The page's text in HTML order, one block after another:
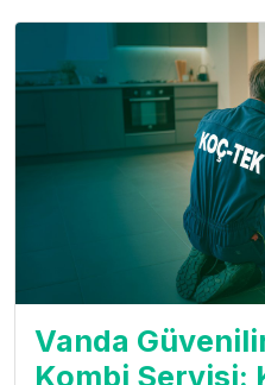
Vanda
Kombi Servisi: